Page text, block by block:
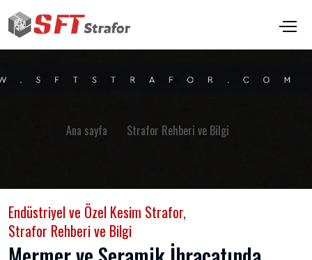
Ana sayfa Strafor Rehberi ve Bilgi
Endüstriyel ve Özel Kesim Strafor,
Strafor Rehberi ve Bilgi